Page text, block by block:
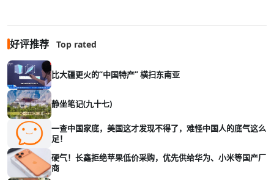
好评推荐 Top rated
比大疆更火的“中国特产” 横扫东南亚
静坐笔记(九十七)
一查中国家底，美国这才发现不得了，难怪中国人的底气这么
足！
硬气！长鑫拒绝苹果低价采购，优先供给华为、小米等国产厂
商